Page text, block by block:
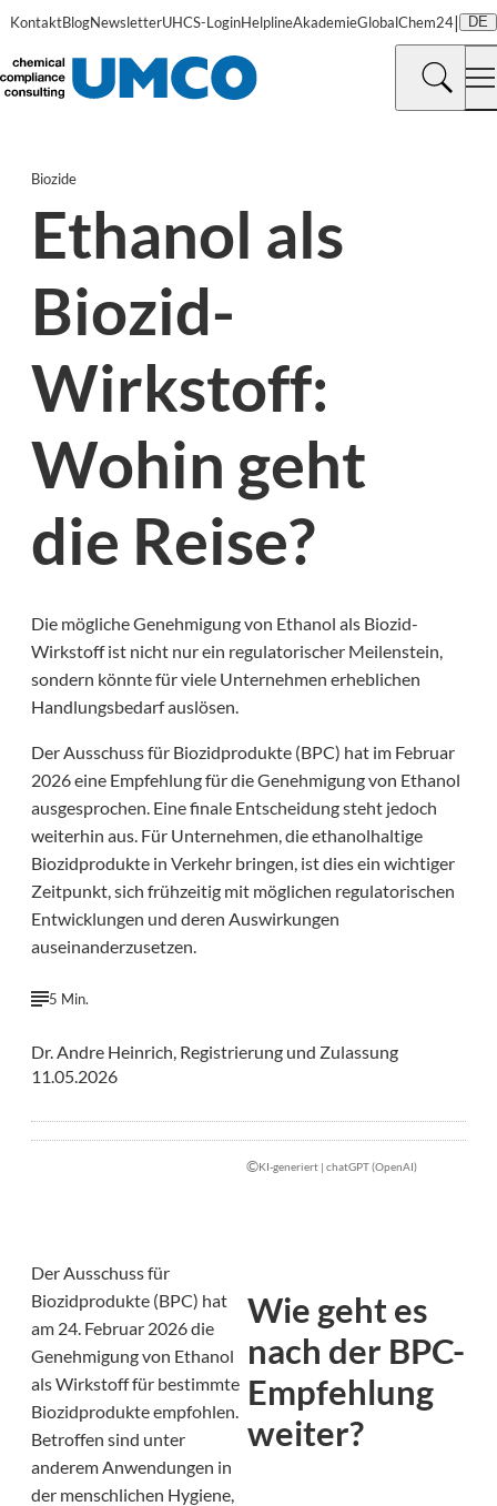
KontaktBlogNewsletterUHCS-LoginHelplineAkademieGlobalChem24| DE
Biozide
Ethanol als
Biozid-
Wirkstoff:
Wohin geht
die Reise?
Die mögliche Genehmigung von Ethanol als Biozid-
Wirkstoff ist nicht nur ein regulatorischer Meilenstein,
sondern könnte für viele Unternehmen erheblichen
Handlungsbedarf auslösen.
Der Ausschuss für Biozidprodukte (BPC) hat im Februar
2026 eine Empfehlung für die Genehmigung von Ethanol
ausgesprochen. Eine finale Entscheidung steht jedoch
weiterhin aus. Für Unternehmen, die ethanolhaltige
Biozidprodukte in Verkehr bringen, ist dies ein wichtiger
Zeitpunkt, sich frühzeitig mit möglichen regulatorischen
Entwicklungen und deren Auswirkungen
auseinanderzusetzen.
5 Min.
Dr. Andre Heinrich, Registrierung und Zulassung
11.05.2026
©KI-generiert | chatGPT (OpenAI)
Der Ausschuss für
Biozidprodukte (BPC) hat
am 24. Februar 2026 die
Genehmigung von Ethanol
als Wirkstoff für bestimmte
Biozidprodukte empfohlen.
Betroffen sind unter
anderem Anwendungen in
der menschlichen Hygiene,
Wie geht es
nach der BPC-
Empfehlung
weiter?